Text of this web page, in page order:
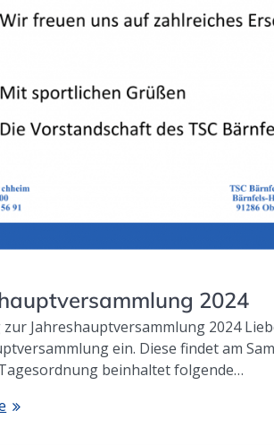
2024
zur Jahreshauptversammlung 2024
ein. Diese findet am
beinhaltet folgende…